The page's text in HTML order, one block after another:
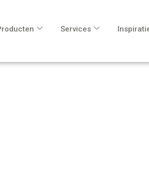
Services